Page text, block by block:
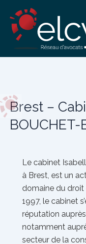
contenu
Brest –
BOUCHET-
Brest –
BOUCHET-
Le cabinet
à Brest, est un
domaine du droit
1997, le cabinet
réputation auprès
notamment
secteur de la